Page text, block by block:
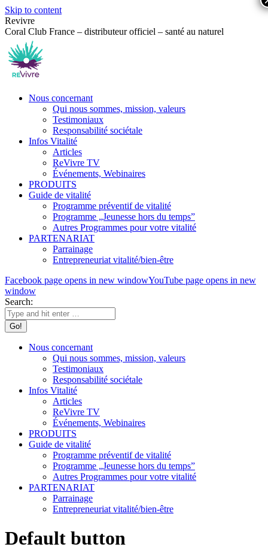
Skip to content
Revivre
Coral Club France – distributeur officiel – santé au naturel
Nous concernant
Qui nous sommes, mission, valeurs
Testimoniaux
Responsabilité sociétale
Infos Vitalité
Articles
ReVivre TV
Événements, Webinaires
PRODUITS
Guide de vitalité
Programme préventif de vitalité
Programme „Jeunesse hors du temps”
Autres Programmes pour votre vitalité
PARTENARIAT
Parrainage
Entrepreneuriat vitalité/bien-être
Facebook page opens in new windowYouTube page opens in new
window
Search:
Nous concernant
Qui nous sommes, mission, valeurs
Testimoniaux
Responsabilité sociétale
Infos Vitalité
Articles
ReVivre TV
Événements, Webinaires
PRODUITS
Guide de vitalité
Programme préventif de vitalité
Programme „Jeunesse hors du temps”
Autres Programmes pour votre vitalité
PARTENARIAT
Parrainage
Entrepreneuriat vitalité/bien-être
Default button